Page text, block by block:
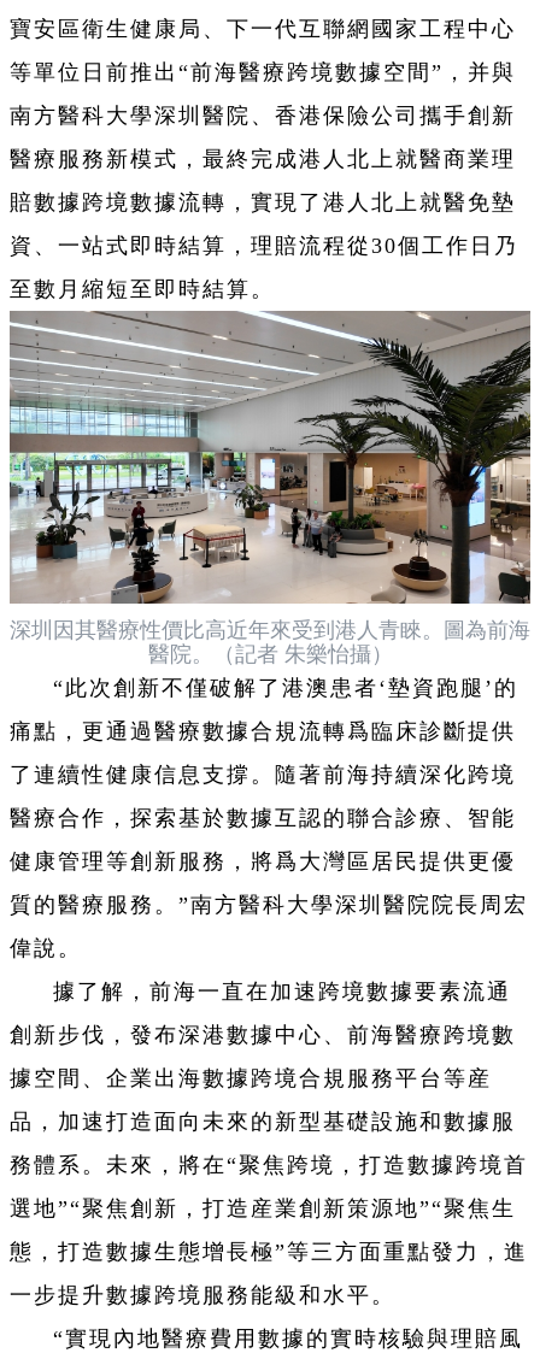
寶安區衛生健康局、下一代互聯網國家工程中心
等單位日前推出“前海醫療跨境數據空間”，并與
南方醫科大學深圳醫院、香港保險公司攜手創新
醫療服務新模式，最終完成港人北上就醫商業理
賠數據跨境數據流轉，實現了港人北上就醫免墊
資、一站式即時結算，理賠流程從30個工作日乃
至數月縮短至即時結算。
深圳因其醫療性價比高近年來受到港人青睞。圖為前海
醫院。（記者 朱樂怡攝）
“此次創新不僅破解了港澳患者‘墊資跑腿’的
痛點，更通過醫療數據合規流轉爲臨床診斷提供
了連續性健康信息支撐。隨著前海持續深化跨境
醫療合作，探索基於數據互認的聯合診療、智能
健康管理等創新服務，將爲大灣區居民提供更優
質的醫療服務。”南方醫科大學深圳醫院院長周宏
偉說。
據了解，前海一直在加速跨境數據要素流通
創新步伐，發布深港數據中心、前海醫療跨境數
據空間、企業出海數據跨境合規服務平台等産
品，加速打造面向未來的新型基礎設施和數據服
務體系。未來，將在“聚焦跨境，打造數據跨境首
選地”“聚焦創新，打造産業創新策源地”“聚焦生
態，打造數據生態增長極”等三方面重點發力，進
一步提升數據跨境服務能級和水平。
“實現內地醫療費用數據的實時核驗與理賠風